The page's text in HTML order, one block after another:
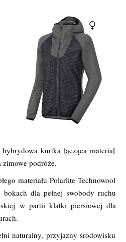
kurtka łącząca materiał
zimowe podróże.
materiału Polarlite Technowool
dla pełnej swobody ruchu
w partii klatki piersiowej dla
naturalny, przyjazny środowisku